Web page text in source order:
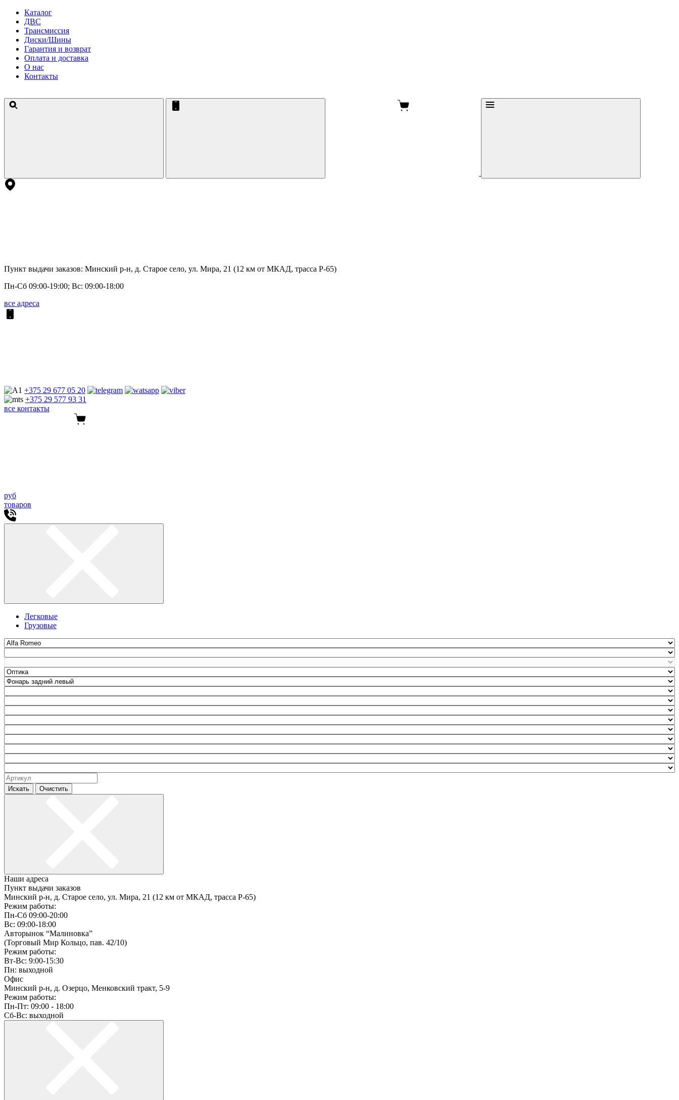
Каталог
ДВС
Трансмиссия
Диски/Шины
Гарантия и возврат
Оплата и доставка
О нас
Контакты
Пункт выдачи заказов: Минский р-н, д. Старое село, ул. Мира, 21 (12 км от МКАД, трасса P-65)
Пн-Сб 09:00-19:00; Вс: 09:00-18:00
все адреса
+375 29 677 05 20
+375 29 577 93 31
все контакты
руб
товаров
Легковые
Грузовые
Искать Очистить
Наши адреса
Пункт выдачи заказов
Минский р-н, д. Старое село, ул. Мира, 21 (12 км от МКАД, трасса P-65)
Режим работы:
Пн-Сб 09:00-20:00
Вс: 09:00-18:00
Авторынок “Малиновка”
(Торговый Мир Кольцо, пав. 42/10)
Режим работы:
Вт-Вс: 9:00-15:30
Пн: выходной
Офис
Минский р-н, д. Озерцо, Менковский тракт, 5-9
Режим работы:
Пн-Пт: 09:00 - 18:00
Сб-Вс: выходной